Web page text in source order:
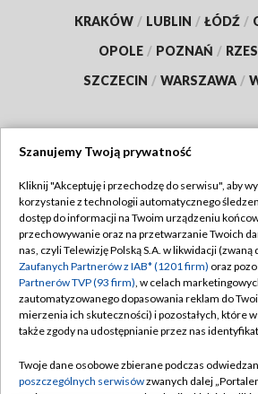
KRAKÓW / LUBLIN / ŁÓDŹ /
OPOLE / POZNAŃ /
SZCZECIN / WARSZAWA /
TVP
Abonament TVP
Emisja w TVP
Centrum informacji TVP
Naziemna Telewizja Cyfrowa
Rada Programowa
Regulamin TVP
Polityka
Moje zgody
Pomoc
Kontakt
Szanujemy Twoją prywatność
Kliknij "Akceptuję i przechodzę do serwisu", aby
korzystanie z technologii automatycznego
dostęp do informacji na Twoim urządzeniu
przechowywanie oraz na przetwarzanie Twoich
nas, czyli Telewizję Polską S.A. w likwidacji (zwaną
Zaufanych Partnerów z IAB* (1201 firm) oraz
Partnerów TVP (93 firm), w celach
zautomatyzowanego dopasowania reklam do
mierzenia ich skuteczności) i pozostałych, które
także zgody na udostępnianie przez nas
Twoje dane osobowe zbierane podczas
poszczególnych serwisówzwanych dalej